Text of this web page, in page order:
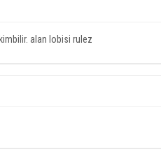
alan lobisi rulez